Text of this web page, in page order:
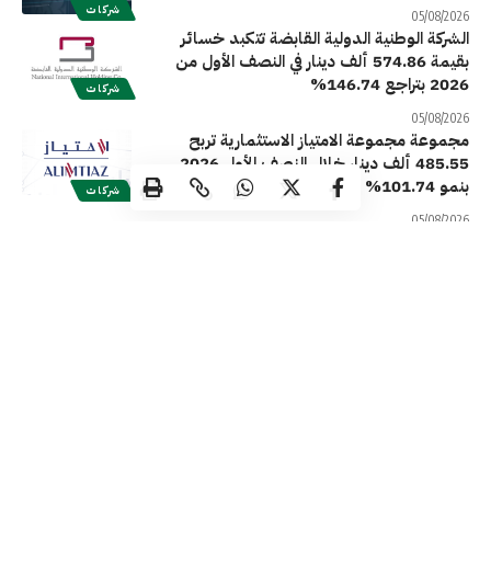
شركات 05/08/2026
شركات
الشركة الوطنية الدولية القابضة تتكبد خسائر
بقيمة 574.86 ألف دينار في النصف الأول من
2026 بتراجع 146.74%
05/08/2026
شركات
مجموعة مجموعة الامتياز الاستثمارية تربح
485.55 ألف دينار خلال النصف الأول 2026
بنمو 101.74%
05/08/2026